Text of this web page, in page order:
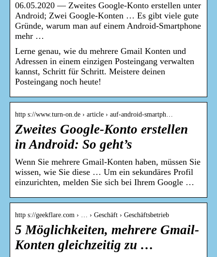
06.05.2020 — Zweites Google-Konto erstellen unter
Android; Zwei Google-Konten … Es gibt viele gute
Gründe, warum man auf einem Android-Smartphone
mehr …
Lerne genau, wie du mehrere Gmail Konten und
Adressen in einem einzigen Posteingang verwalten
kannst, Schritt für Schritt. Meistere deinen
Posteingang noch heute!
http s://www.turn-on.de › article › auf-android-smartph…
Zweites Google-Konto erstellen
in Android: So geht’s
Wenn Sie mehrere Gmail-Konten haben, müssen Sie
wissen, wie Sie diese … Um ein sekundäres Profil
einzurichten, melden Sie sich bei Ihrem Google …
http s://geekflare.com › … › Geschäft › Geschäftsbetrieb
5 Möglichkeiten, mehrere Gmail-
Konten gleichzeitig zu …